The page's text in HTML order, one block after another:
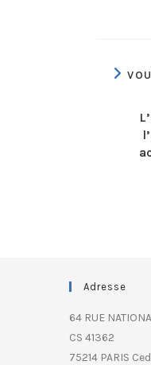
Adresse
64 RUE
CS 41362
75214 PARIS